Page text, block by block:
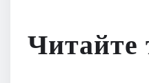
Читайте